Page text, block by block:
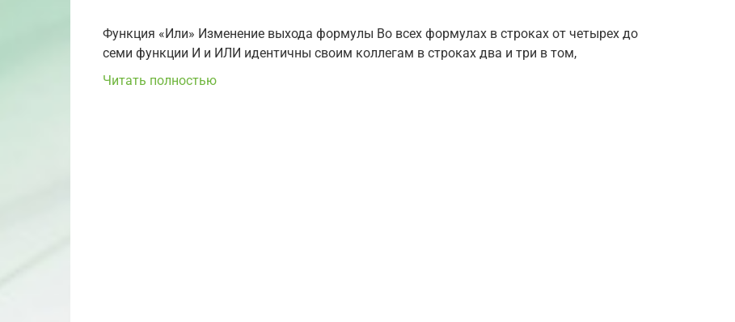
Функция «Или» Изменение выхода формулы Во всех формулах в строках от четырех до
семи функции И и ИЛИ идентичны своим коллегам в строках два и три в том,
Читать полностью